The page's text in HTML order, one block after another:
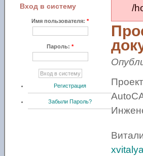
Вход в систему
Имя пользователя:*
Пароль:*
Регистрация
Забыли Пароль?
/